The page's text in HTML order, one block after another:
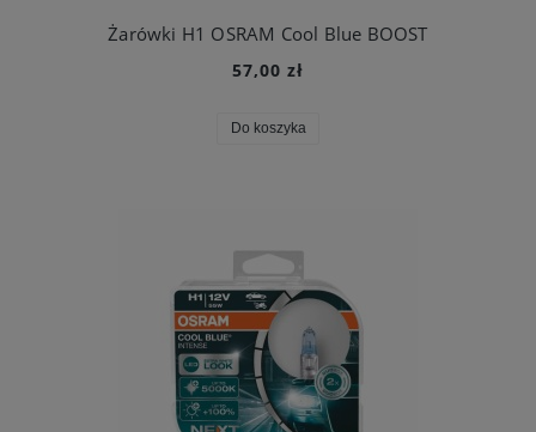
Żarówki H1 OSRAM Cool Blue BOOST
57,00 zł
Do koszyka